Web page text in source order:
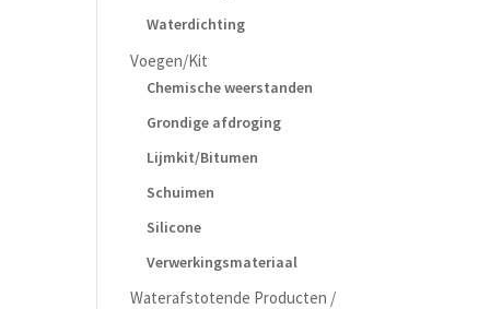
Waterdichting
Voegen/Kit
Chemische weerstanden
Grondige afdroging
Lijmkit/Bitumen
Schuimen
Silicone
Verwerkingsmateriaal
Waterafstotende Producten /